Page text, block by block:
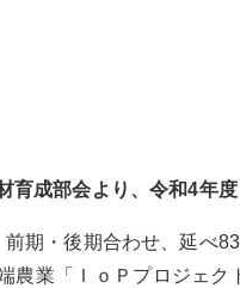
育成部会より、令和4年
期・後期合わせ、延べ
業「ＩｏＰプロジェク